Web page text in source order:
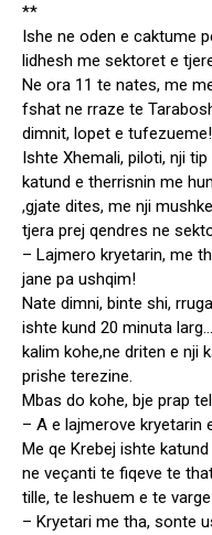
**
Ishe ne oden e caktume
lidhesh me sektoret e
Ne ora 11 te nates, me
fshat ne rraze te
dimnit, lopet e
Ishte Xhemali, piloti, nji
katund e therrisnin me
,gjate dites, me nji
tjera prej qendres ne
– Lajmero kryetarin, me
jane pa ushqim!
Nate dimni, binte shi,
ishte kund 20 minuta
kalim kohe,ne driten e nji
prishe terezine.
Mbas do kohe, bje prap
– A e lajmerove kryetarin
Me qe Krebej ishte
ne veçanti te fiqeve te
tille, te leshuem e te
– Kryetari me tha, sonte